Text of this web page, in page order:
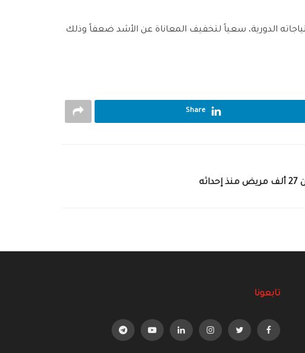
الدورية، سعياً لتخفيف المعاناة عن الأشد ضعفاً وذلك
Share
تابعونا